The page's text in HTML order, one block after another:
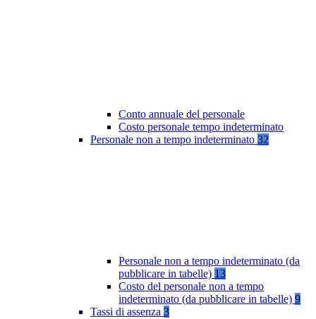
Conto annuale del personale
Costo personale tempo indeterminato
Personale non a tempo indeterminato 32
Personale non a tempo indeterminato (da
pubblicare in tabelle) 13
Costo del personale non a tempo
indeterminato (da pubblicare in tabelle) 9
Tassi di assenza 3